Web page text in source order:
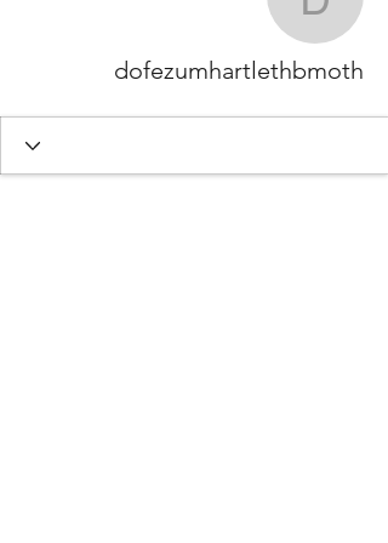
dofezumhartlethbmoth